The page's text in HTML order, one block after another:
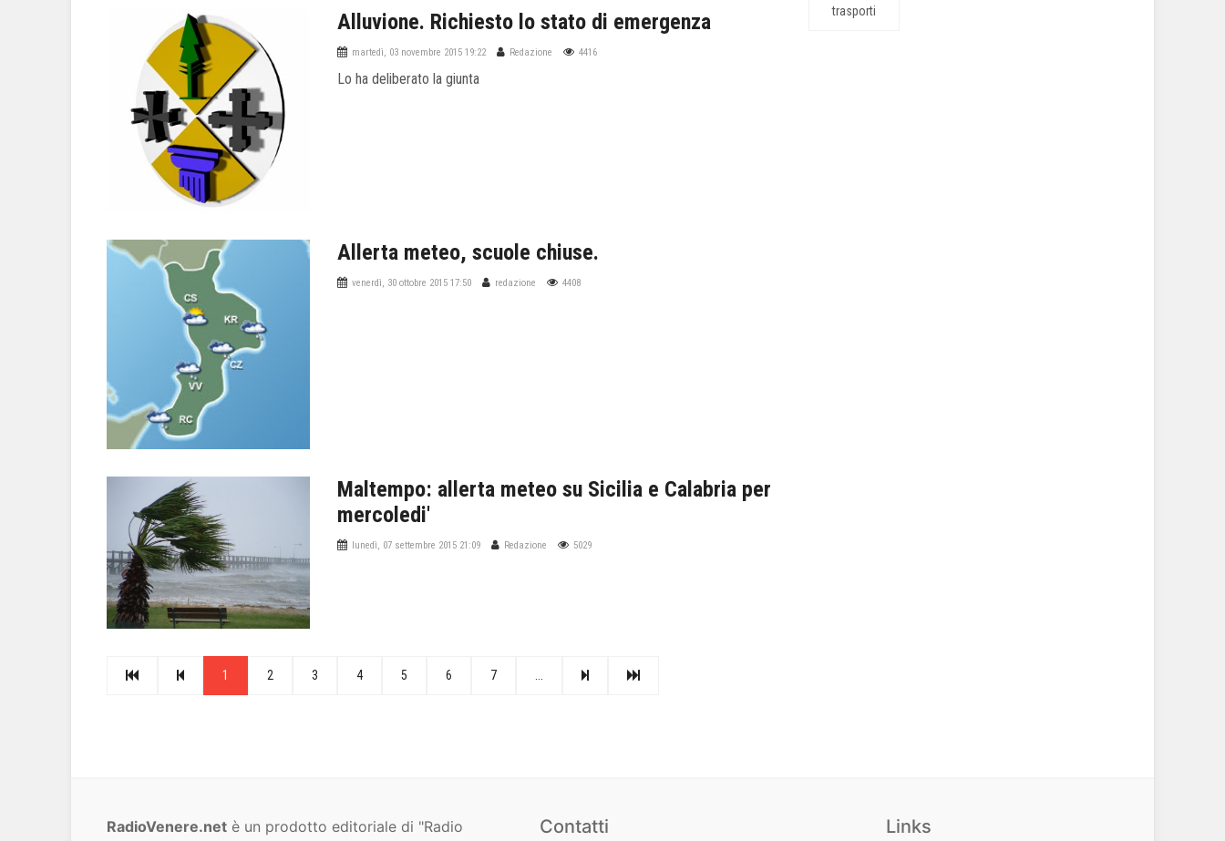
Alluvione. Richiesto lo stato di emergenza
martedì, 03 novembre 2015 19:22 Redazione 4416
Lo ha deliberato la giunta
Allerta meteo, scuole chiuse.
venerdì, 30 ottobre 2015 17:50 redazione 4408
Maltempo: allerta meteo su Sicilia e Calabria per
mercoledi'
lunedì, 07 settembre 2015 21:09 Redazione 5029
1 2 3 4 5 6 7
trasporti
RadioVenere.net è un prodotto editoriale di "Radio
Contatti Links